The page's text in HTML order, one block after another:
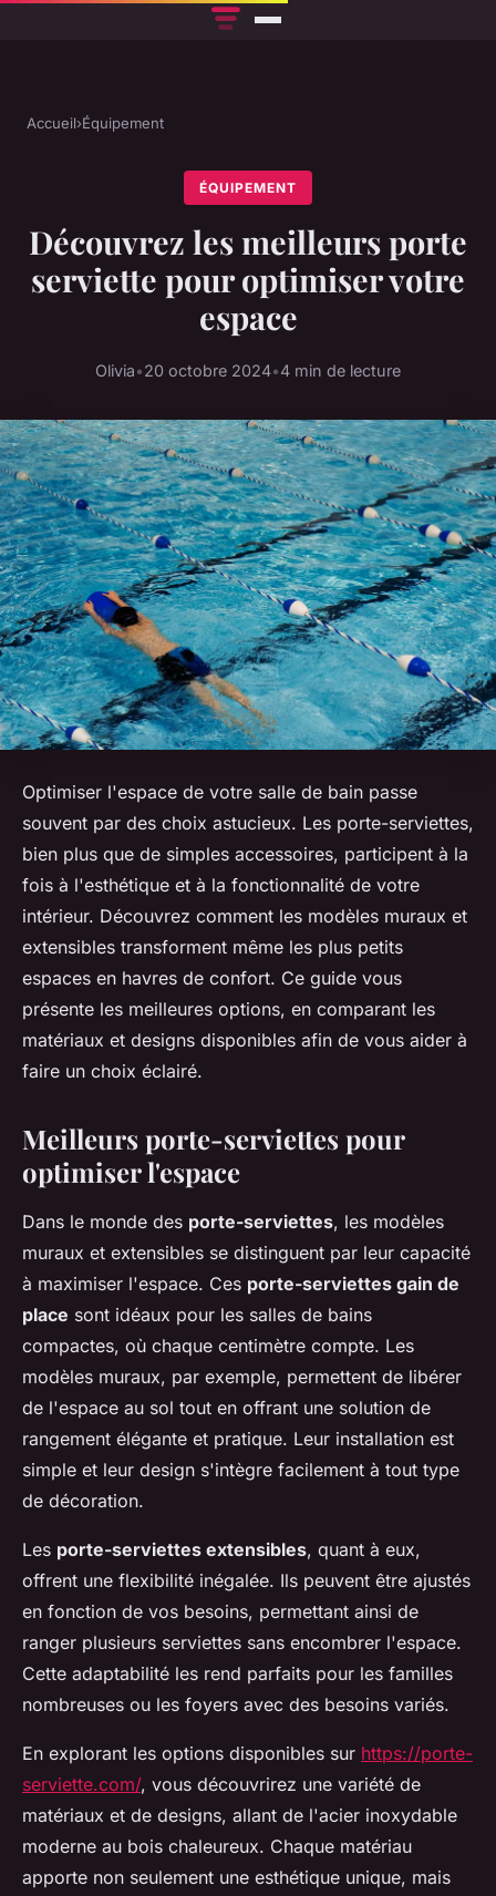
Accueil›Équipement
ÉQUIPEMENT
Découvrez les meilleurs porte
serviette pour optimiser votre
espace
Olivia•20 octobre 2024•4 min de lecture
Optimiser l'espace de votre salle de bain passe
souvent par des choix astucieux. Les porte-serviettes,
bien plus que de simples accessoires, participent à la
fois à l'esthétique et à la fonctionnalité de votre
intérieur. Découvrez comment les modèles muraux et
extensibles transforment même les plus petits
espaces en havres de confort. Ce guide vous
présente les meilleures options, en comparant les
matériaux et designs disponibles afin de vous aider à
faire un choix éclairé.
Meilleurs porte-serviettes pour
optimiser l'espace
Dans le monde des porte-serviettes, les modèles
muraux et extensibles se distinguent par leur capacité
à maximiser l'espace. Ces porte-serviettes gain de
place sont idéaux pour les salles de bains
compactes, où chaque centimètre compte. Les
modèles muraux, par exemple, permettent de libérer
de l'espace au sol tout en offrant une solution de
rangement élégante et pratique. Leur installation est
simple et leur design s'intègre facilement à tout type
de décoration.
Les porte-serviettes extensibles, quant à eux,
offrent une flexibilité inégalée. Ils peuvent être ajustés
en fonction de vos besoins, permettant ainsi de
ranger plusieurs serviettes sans encombrer l'espace.
Cette adaptabilité les rend parfaits pour les familles
nombreuses ou les foyers avec des besoins variés.
En explorant les options disponibles sur https://porte-
serviette.com/, vous découvrirez une variété de
matériaux et de designs, allant de l'acier inoxydable
moderne au bois chaleureux. Chaque matériau
apporte non seulement une esthétique unique, mais